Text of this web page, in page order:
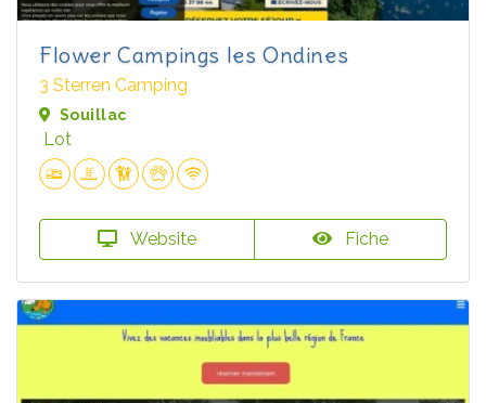
Flower Campings les Ondines
3 Sterren Camping
Souillac
Lot
Website Fiche